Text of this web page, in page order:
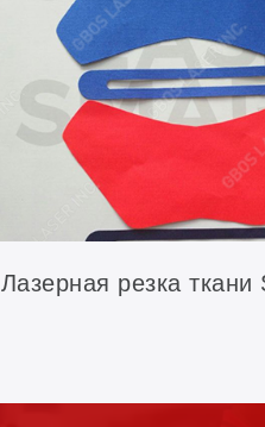
Лазерная резка